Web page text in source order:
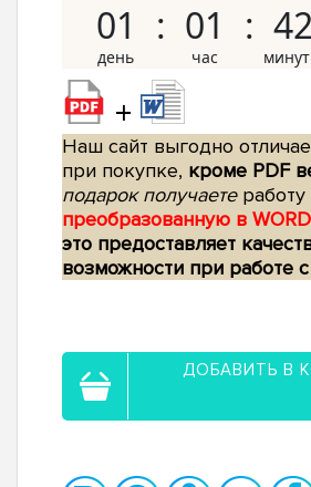
01 01 42
+
Наш сайт выгодно
при покупке, кроме PDF
подарок получаетеработу
преобразованную в
это предоставляет
возможности при работе
ДОБАВИТЬ В